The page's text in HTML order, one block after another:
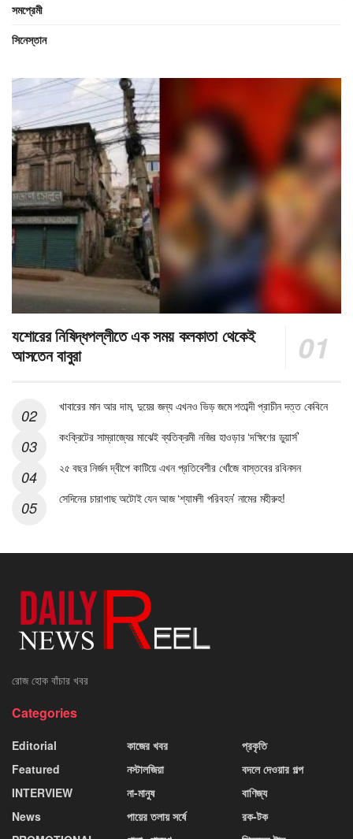
সমপ্রেমী
সিনেস্তান
যশোরের নিষিদ্ধপল্লীতে এক সময় কলকাতা থেকেই
আসতেন বাবুরা
খাবারের মান আর দাম, দুয়ের জন্য এখনও ভিড় জমে শতাব্দী প্রাচীন দত্ত কেবিনে
কংক্রিটের সাম্রাজ্যের মাঝেই ব্যতিক্রমী নজির হাওড়ার ‘দক্ষিণের ডুয়ার্স’
২৫ বছর নির্জন দ্বীপে কাটিয়ে এখন প্রতিবেশীর খোঁজে বাস্তবের রবিনসন
সেদিনের চারাগাছ অটোই যেন আজ ‘শ্যামলী পরিবহন’ নামের মহীরুহ!
রোজ হোক বাঁচার খবর
Categories
Editorial
Featured
INTERVIEW
News
কাজের খবর
নস্টালজিয়া
না-মানুষ
পায়ের তলায় সর্ষে
প্রকৃতি
বদলে দেওয়ার গল্প
বাণিজ্য
রক-টক